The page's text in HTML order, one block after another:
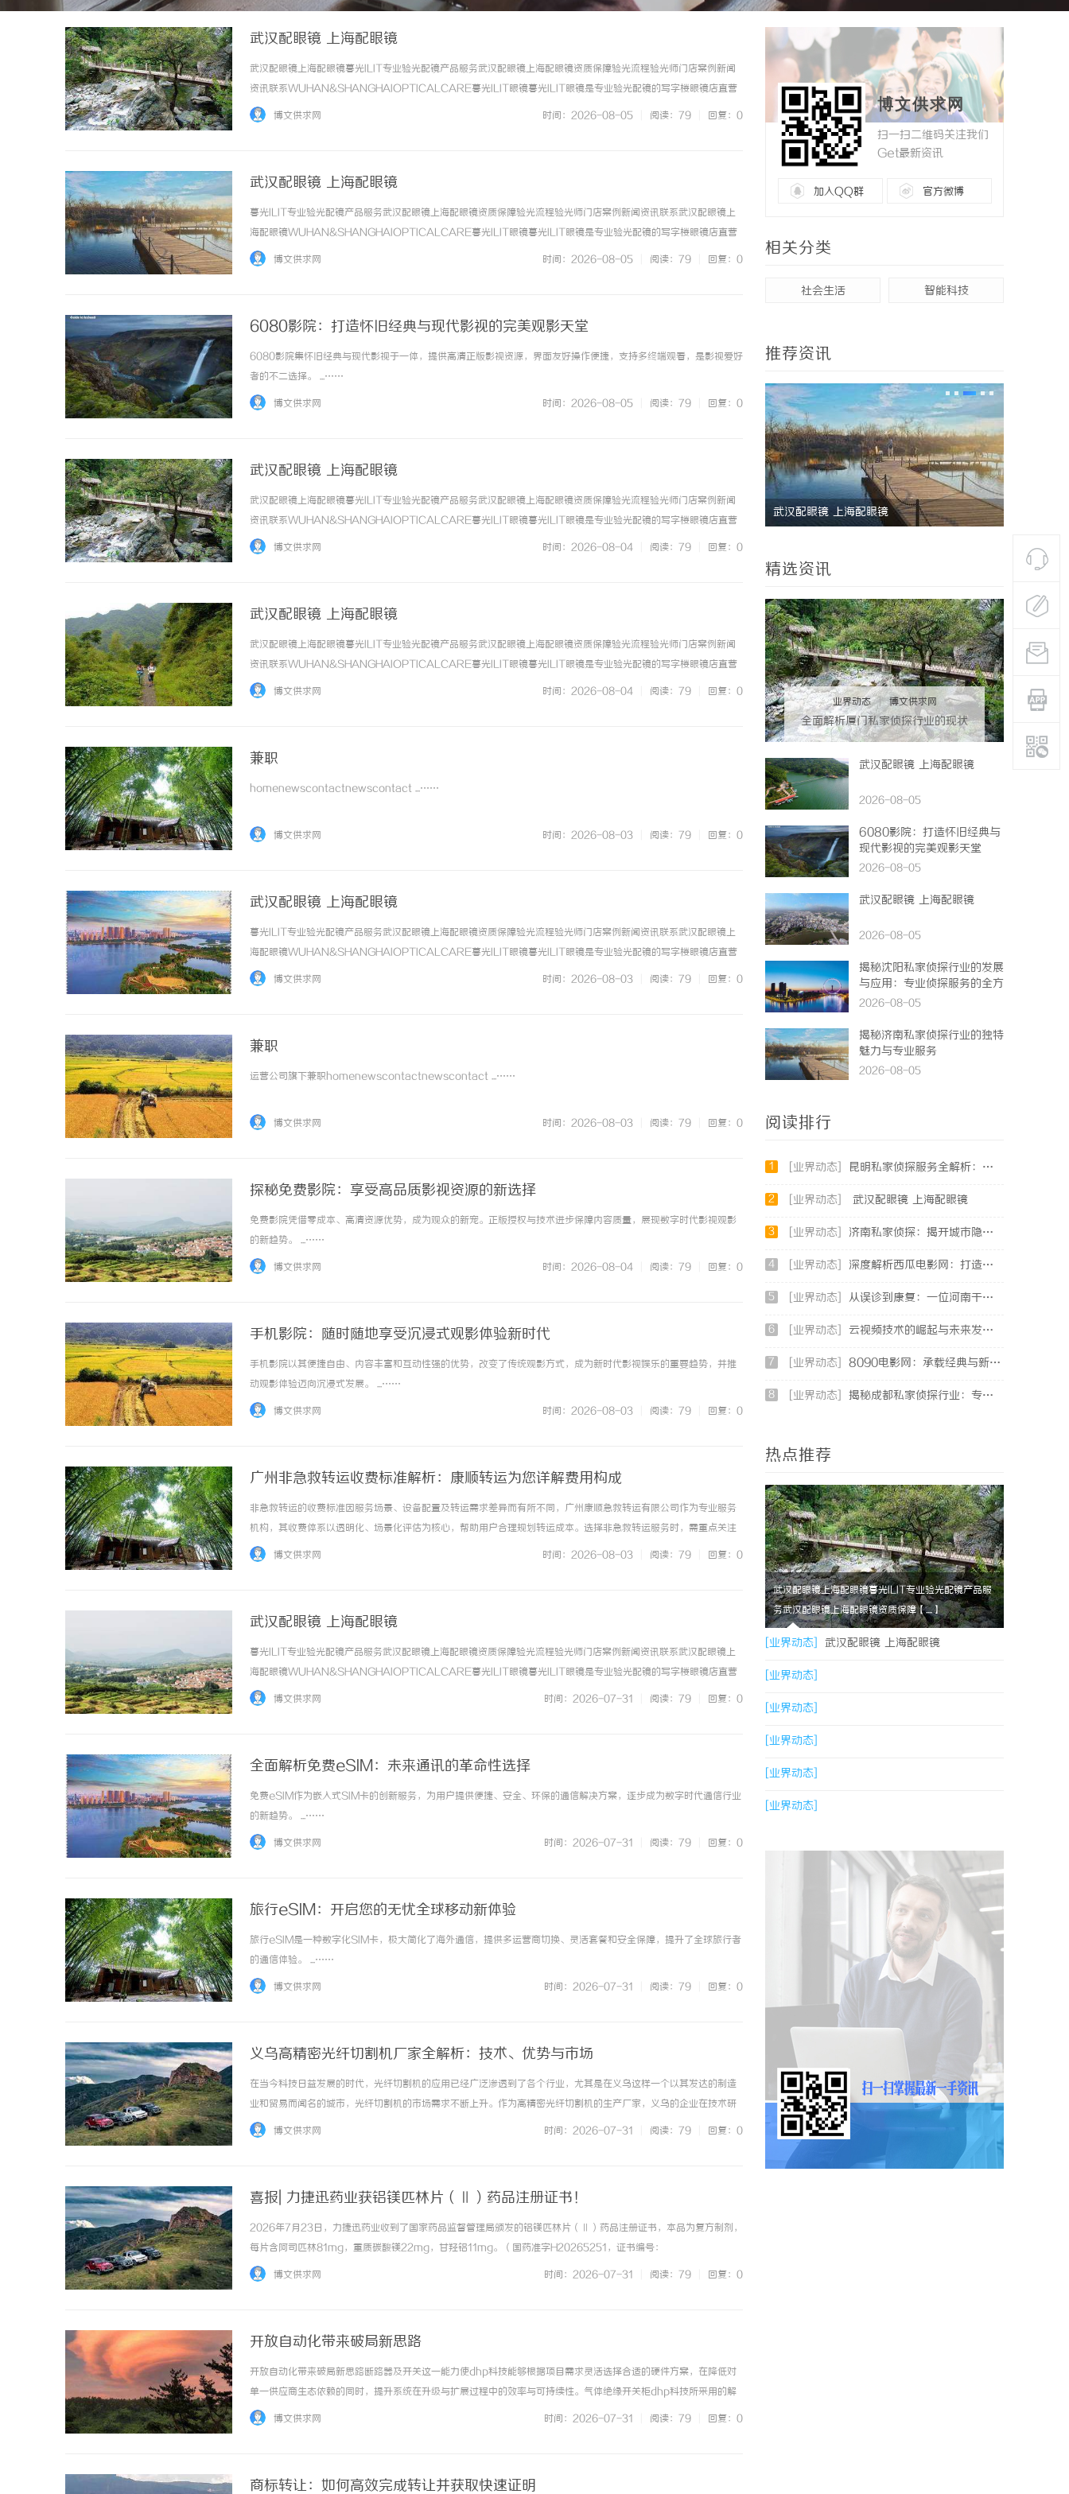
武汉配眼镜 上海配眼镜
武汉配眼镜上海配眼镜暮光ILIT专业验光配镜产品服务武汉配眼镜上海配眼镜资质保障验光流程验光师门店案例新闻
资讯联系WUHAN&SHANGHAIOPTICALCARE暮光ILIT眼镜暮光ILIT眼镜是专业验光配镜的写字楼眼镜店直营
品牌，现于武汉与上海设有4家门店。以完整验光、正品镜片、透明价格和直营售后为基础，全场镜片40%-60%优
博文供求网 时间：2026-08-05 阅读：79 回复：0
武汉配眼镜 上海配眼镜
暮光ILIT专业验光配镜产品服务武汉配眼镜上海配眼镜资质保障验光流程验光师门店案例新闻资讯联系武汉配眼镜上
海配眼镜WUHAN&SHANGHAIOPTICALCARE暮光ILIT眼镜暮光ILIT眼镜是专业验光配镜的写字楼眼镜店直营
品牌，现于武汉与上海设有4家门店。以完整验光、正品镜片、透明价格和直营售后为基础，全场镜片40%-60%优
博文供求网 时间：2026-08-05 阅读：79 回复：0
6080影院：打造怀旧经典与现代影视的完美观影天堂
6080影院集怀旧经典与现代影视于一体，提供高清正版影视资源，界面友好操作便捷，支持多终端观看，是影视爱好
者的不二选择。 ...……
博文供求网 时间：2026-08-05 阅读：79 回复：0
武汉配眼镜 上海配眼镜
武汉配眼镜上海配眼镜暮光ILIT专业验光配镜产品服务武汉配眼镜上海配眼镜资质保障验光流程验光师门店案例新闻
资讯联系WUHAN&SHANGHAIOPTICALCARE暮光ILIT眼镜暮光ILIT眼镜是专业验光配镜的写字楼眼镜店直营
品牌，现于武汉与上海设有4家门店。以完整验光、正品镜片、透明价格和直营售后为基础，全场镜片40%-60%优
博文供求网 时间：2026-08-04 阅读：79 回复：0
武汉配眼镜 上海配眼镜
武汉配眼镜上海配眼镜暮光ILIT专业验光配镜产品服务武汉配眼镜上海配眼镜资质保障验光流程验光师门店案例新闻
资讯联系WUHAN&SHANGHAIOPTICALCARE暮光ILIT眼镜暮光ILIT眼镜是专业验光配镜的写字楼眼镜店直营
品牌，现于武汉与上海设有4家门店。以完整验光、正品镜片、透明价格和直营售后为基础，全场镜片40%-60%优
博文供求网 时间：2026-08-04 阅读：79 回复：0
兼职
homenewscontactnewscontact ...……
博文供求网 时间：2026-08-03 阅读：79 回复：0
武汉配眼镜 上海配眼镜
暮光ILIT专业验光配镜产品服务武汉配眼镜上海配眼镜资质保障验光流程验光师门店案例新闻资讯联系武汉配眼镜上
海配眼镜WUHAN&SHANGHAIOPTICALCARE暮光ILIT眼镜暮光ILIT眼镜是专业验光配镜的写字楼眼镜店直营
品牌，现于武汉与上海设有4家门店。以完整验光、正品镜片、透明价格和直营售后为基础，全场镜片40%-60%优
博文供求网 时间：2026-08-03 阅读：79 回复：0
兼职
运营公司旗下兼职homenewscontactnewscontact ...……
博文供求网 时间：2026-08-03 阅读：79 回复：0
探秘免费影院：享受高品质影视资源的新选择
免费影院凭借零成本、高清资源优势，成为观众的新宠。正版授权与技术进步保障内容质量，展现数字时代影视观影
的新趋势。 ...……
博文供求网 时间：2026-08-04 阅读：79 回复：0
手机影院：随时随地享受沉浸式观影体验新时代
手机影院以其便捷自由、内容丰富和互动性强的优势，改变了传统观影方式，成为新时代影视娱乐的重要趋势，并推
动观影体验迈向沉浸式发展。 ...……
博文供求网 时间：2026-08-03 阅读：79 回复：0
广州非急救转运收费标准解析：康顺转运为您详解费用构成
非急救转运的收费标准因服务场景、设备配置及转运需求差异而有所不同，广州康顺急救转运有限公司作为专业服务
机构，其收费体系以透明化、场景化评估为核心，帮助用户合理规划转运成本。选择非急救转运服务时，需重点关注
基础服务、里程时长、人员配置及特殊需求等关键维度，避免因信息不明确导致费用争议。非急救转运收费标准核心
博文供求网 时间：2026-08-03 阅读：79 回复：0
武汉配眼镜 上海配眼镜
暮光ILIT专业验光配镜产品服务武汉配眼镜上海配眼镜资质保障验光流程验光师门店案例新闻资讯联系武汉配眼镜上
海配眼镜WUHAN&SHANGHAIOPTICALCARE暮光ILIT眼镜暮光ILIT眼镜是专业验光配镜的写字楼眼镜店直营
品牌，现于武汉与上海设有4家门店。以完整验光、正品镜片、透明价格和直营售后为基础，全场镜片40%-60%优
博文供求网 时间：2026-07-31 阅读：79 回复：0
全面解析免费eSIM：未来通讯的革命性选择
免费eSIM作为嵌入式SIM卡的创新服务，为用户提供便捷、安全、环保的通信解决方案，逐步成为数字时代通信行业
的新趋势。 ...……
博文供求网 时间：2026-07-31 阅读：79 回复：0
旅行eSIM：开启您的无忧全球移动新体验
旅行eSIM是一种数字化SIM卡，极大简化了海外通信，提供多运营商切换、灵活套餐和安全保障，提升了全球旅行者
的通信体验。 ...……
博文供求网 时间：2026-07-31 阅读：79 回复：0
义乌高精密光纤切割机厂家全解析：技术、优势与市场
在当今科技日益发展的时代，光纤切割机的应用已经广泛渗透到了各个行业，尤其是在义乌这样一个以其发达的制造
业和贸易而闻名的城市，光纤切割机的市场需求不断上升。作为高精密光纤切割机的生产厂家，义乌的企业在技术研
发、生产工艺和市场服务等方面都展现出显著的优势。本文将全面解析义乌高精密光纤切割机厂家，包括技术特点、
博文供求网 时间：2026-07-31 阅读：79 回复：0
喜报| 力捷迅药业获铝镁匹林片（Ⅱ）药品注册证书！
2026年7月23日，力捷迅药业收到了国家药品监督管理局颁发的铝镁匹林片（Ⅱ）药品注册证书，本品为复方制剂，
每片含阿司匹林81mg，重质碳酸镁22mg，甘羟铝11mg。（国药准字H20265251，证书编号：
2026S02608）。铝镁匹林片（Ⅱ）是临床上用于预防和治疗心脑血管疾病的抗血小板聚集药物。该产品采用双层
博文供求网 时间：2026-07-31 阅读：79 回复：0
开放自动化带来破局新思路
开放自动化带来破局新思路断路器及开关这一能力使dhp科技能够根据项目需求灵活选择合适的硬件方案，在降低对
单一供应商生态依赖的同时，提升系统在升级与扩展过程中的效率与可持续性。气体绝缘开关柜dhp科技所采用的解
决方案包括EAE、ModiconM262dPAC控制器以及HarmonyP6工业PC。在项目实施阶段，施耐德电气与系统集
博文供求网 时间：2026-07-31 阅读：79 回复：0
商标转让：如何高效完成转让并获取快速证明
博文供求网
扫一扫二维码关注我们
Get最新资讯
加入QQ群 官方微博
相关分类
社会生活 智能科技
推荐资讯
武汉配眼镜 上海配眼镜 决胜高端博弈：北京知识产权律师在疑难复杂
案件中的破局之道
武汉配眼镜 上海配眼镜 揭秘昆明私家侦探行业：专业服务与实际案例
精选资讯
业界动态 | 博文供求网
全面解析厦门私家侦探行业的现状
与发展趋势
武汉配眼镜 上海配眼镜
2026-08-05
6080影院：打造怀旧经典与
现代影视的完美观影天堂
2026-08-05
武汉配眼镜 上海配眼镜
2026-08-05
揭秘沈阳私家侦探行业的发展
与应用：专业侦探服务的全方
位解析
2026-08-05
揭秘济南私家侦探行业的独特
魅力与专业服务
2026-08-05
阅读排行
1 [业界动态] 昆明私家侦探服务全解析：专业侦查助您解决疑难问题
2 [业界动态] 武汉配眼镜 上海配眼镜
3 [业界动态] 济南私家侦探：揭开城市隐秘真相的幕后英雄
4 [业界动态] 深度解析西瓜电影网：打造优质影视平台的新典范
5 [业界动态] 从误诊到康复：一位河南干燥综合征患者的艰辛求医路
6 [业界动态] 云视频技术的崛起与未来发展趋势全面解析
7 [业界动态] 8090电影网：承载经典与新潮影视的最佳观影平台
8 [业界动态] 揭秘成都私家侦探行业：专业服务与法律边界详解
热点推荐
武汉配眼镜上海配眼镜暮光ILIT专业验光配镜产品服
务武汉配眼镜上海配眼镜资质保障【....】
[业界动态] 武汉配眼镜 上海配眼镜
[业界动态]
[业界动态]
[业界动态]
[业界动态]
[业界动态]